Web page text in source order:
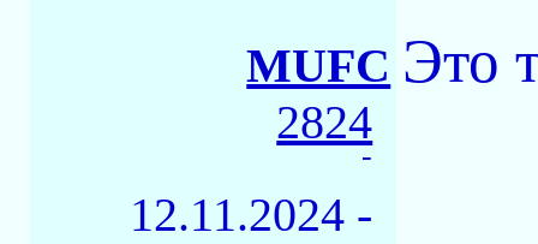
MUFC
2824
-
12.11.2024 -
Это